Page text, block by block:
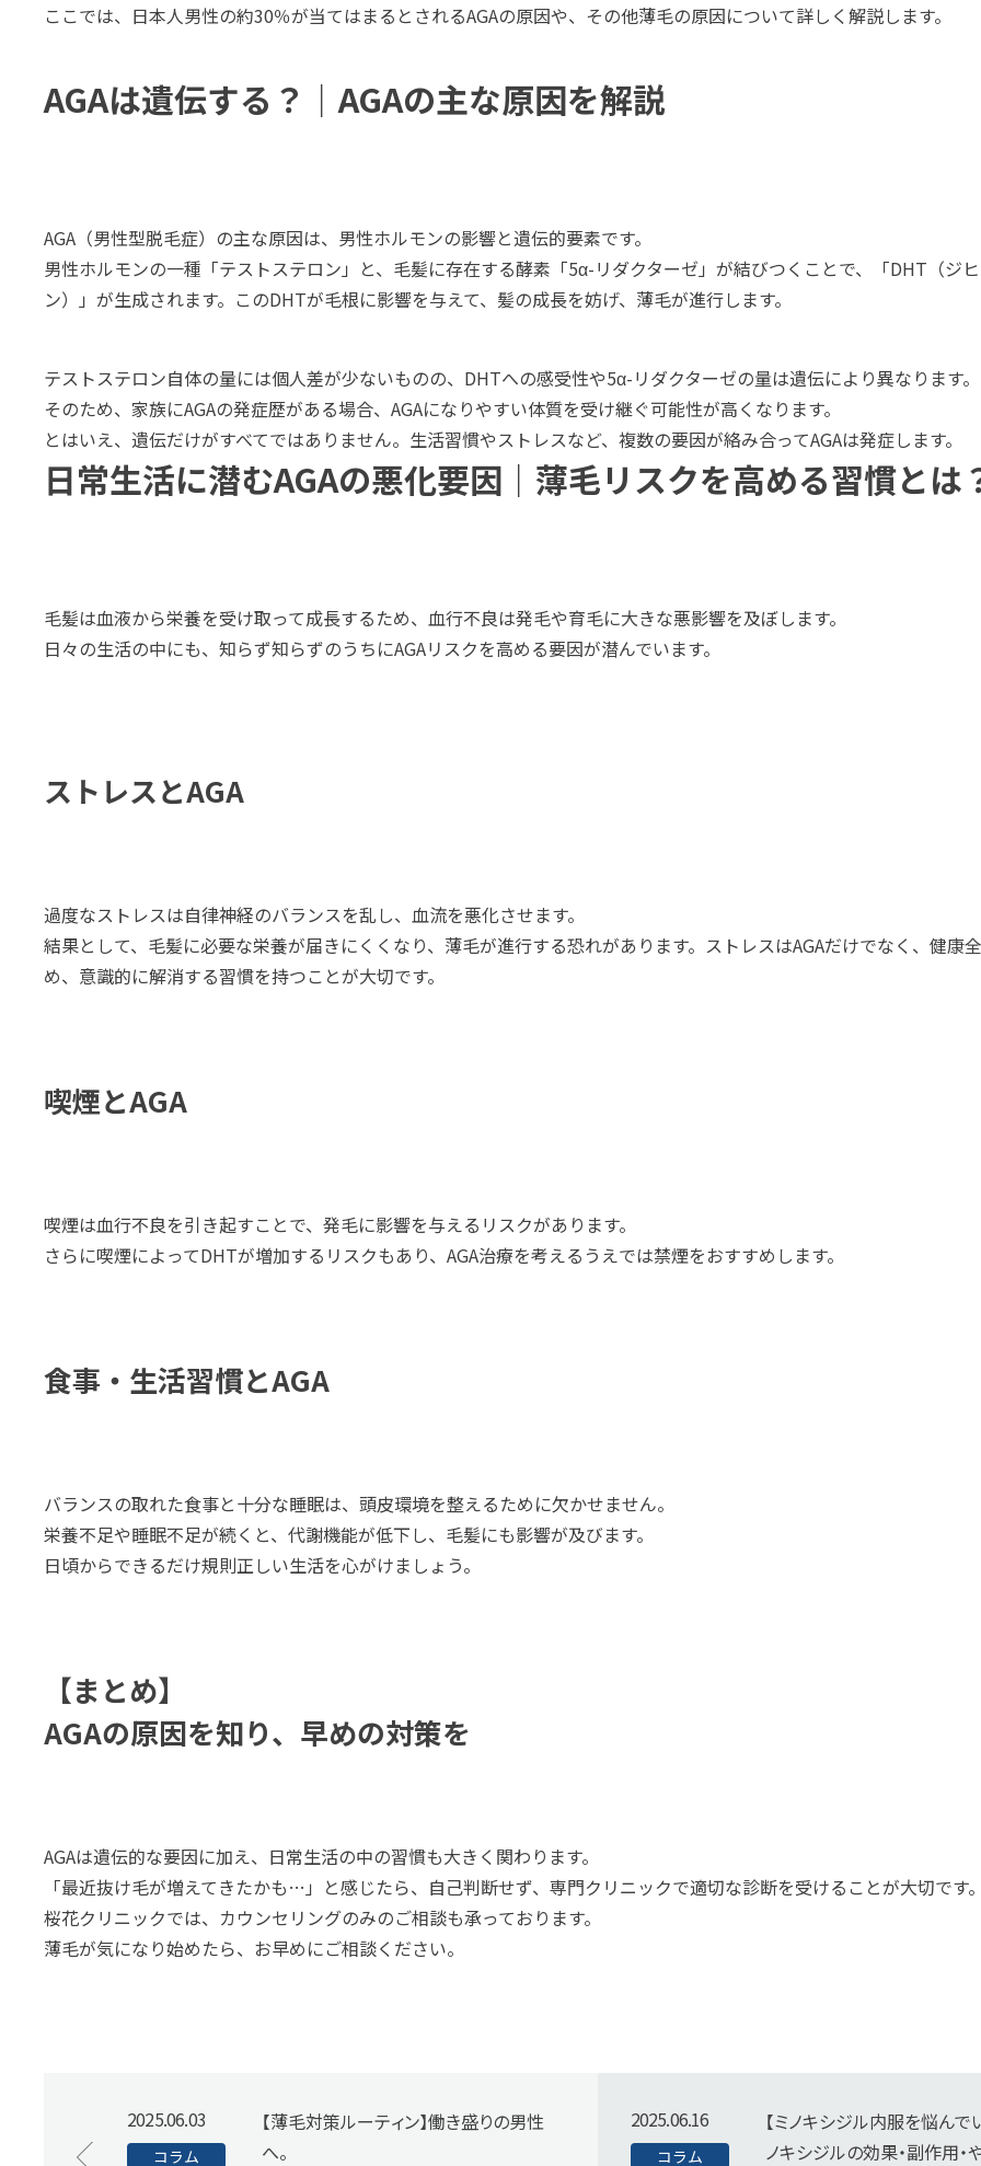
ここでは、日本人男性の約30％が当てはまるとされるAGAの原因や、その他薄毛の原因について詳しく解説します。
AGAは遺伝する？｜AGAの主な原因を解説
AGA（男性型脱毛症）の主な原因は、男性ホルモンの影響と遺伝的要素です。
男性ホルモンの一種「テストステロン」と、毛髪に存在する酵素「5α-リダクターゼ」が結びつくことで、「DHT（ジ
ン）」が生成されます。このDHTが毛根に影響を与えて、髪の成長を妨げ、薄毛が進行します。
テストステロン自体の量には個人差が少ないものの、DHTへの感受性や5α-リダクターゼの量は遺伝により異なります。
そのため、家族にAGAの発症歴がある場合、AGAになりやすい体質を受け継ぐ可能性が高くなります。
とはいえ、遺伝だけがすべてではありません。生活習慣やストレスなど、複数の要因が絡み合ってAGAは発症します。
日常生活に潜むAGAの悪化要因｜薄毛リスクを高める習慣とは
毛髪は血液から栄養を受け取って成長するため、血行不良は発毛や育毛に大きな悪影響を及ぼします。
日々の生活の中にも、知らず知らずのうちにAGAリスクを高める要因が潜んでいます。
ストレスとAGA
過度なストレスは自律神経のバランスを乱し、血流を悪化させます。
結果として、毛髪に必要な栄養が届きにくくなり、薄毛が進行する恐れがあります。ストレスはAGAだけでなく、健康
め、意識的に解消する習慣を持つことが大切です。
喫煙とAGA
喫煙は血行不良を引き起すことで、発毛に影響を与えるリスクがあります。
さらに喫煙によってDHTが増加するリスクもあり、AGA治療を考えるうえでは禁煙をおすすめします。
食事・生活習慣とAGA
バランスの取れた食事と十分な睡眠は、頭皮環境を整えるために欠かせません。
栄養不足や睡眠不足が続くと、代謝機能が低下し、毛髪にも影響が及びます。
日頃からできるだけ規則正しい生活を心がけましょう。
【まとめ】
AGAの原因を知り、早めの対策を
AGAは遺伝的な要因に加え、日常生活の中の習慣も大きく関わります。
「最近抜け毛が増えてきたかも…」と感じたら、自己判断せず、専門クリニックで適切な診断を受けることが大切です。
桜花クリニックでは、カウンセリングのみのご相談も承っております。
薄毛が気になり始めたら、お早めにご相談ください。
2025.06.03
コラム
【薄毛対策ルーティン】働き盛りの男性
へ。
2025.06.16
コラム
【ミノキシジル内服を悩んで
ノキシジルの効果・副作用・